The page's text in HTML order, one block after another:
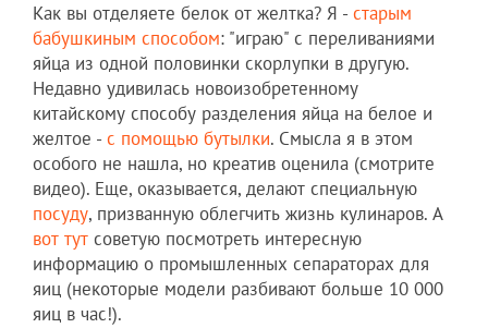
Как вы отделяете белок от желтка? Я - старым
бабушкиным способом: "играю" с переливаниями
яйца из одной половинки скорлупки в другую.
Недавно удивилась новоизобретенному
китайскому способу разделения яйца на белое и
желтое - с помощью бутылки. Смысла я в этом
особого не нашла, но креатив оценила (смотрите
видео). Еще, оказывается, делают специальную
посуду, призванную облегчить жизнь кулинаров. А
вот тут советую посмотреть интересную
информацию о промышленных сепараторах для
яиц (некоторые модели разбивают больше 10 000
яиц в час!).